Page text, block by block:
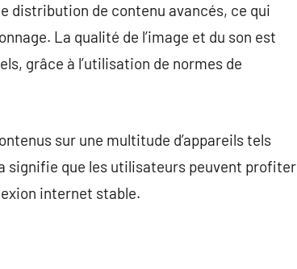
distribution de contenu avancés, ce qui
La qualité de l’image et du son est
grâce à l’utilisation de normes de
sur une multitude d’appareils tels
signifie que les utilisateurs peuvent profiter
internet stable.